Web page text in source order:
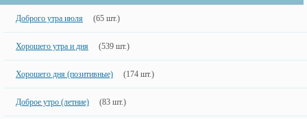
Доброго утра июля (65 шт.)
Хорошего утра и дня (539 шт.)
Хорошего дня (позитивные) (174 шт.)
Доброе утро (летние) (83 шт.)